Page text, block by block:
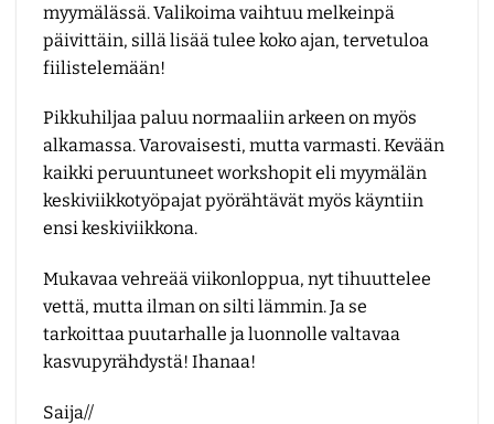
myymälässä. Valikoima vaihtuu melkeinpä
päivittäin, sillä lisää tulee koko ajan, tervetuloa
fiilistelemään!
Pikkuhiljaa paluu normaaliin arkeen on myös
alkamassa. Varovaisesti, mutta varmasti. Kevään
kaikki peruuntuneet workshopit eli myymälän
keskiviikkotyöpajat pyörähtävät myös käyntiin
ensi keskiviikkona.
Mukavaa vehreää viikonloppua, nyt tihuuttelee
vettä, mutta ilman on silti lämmin. Ja se
tarkoittaa puutarhalle ja luonnolle valtavaa
kasvupyrähdystä! Ihanaa!
Saija//